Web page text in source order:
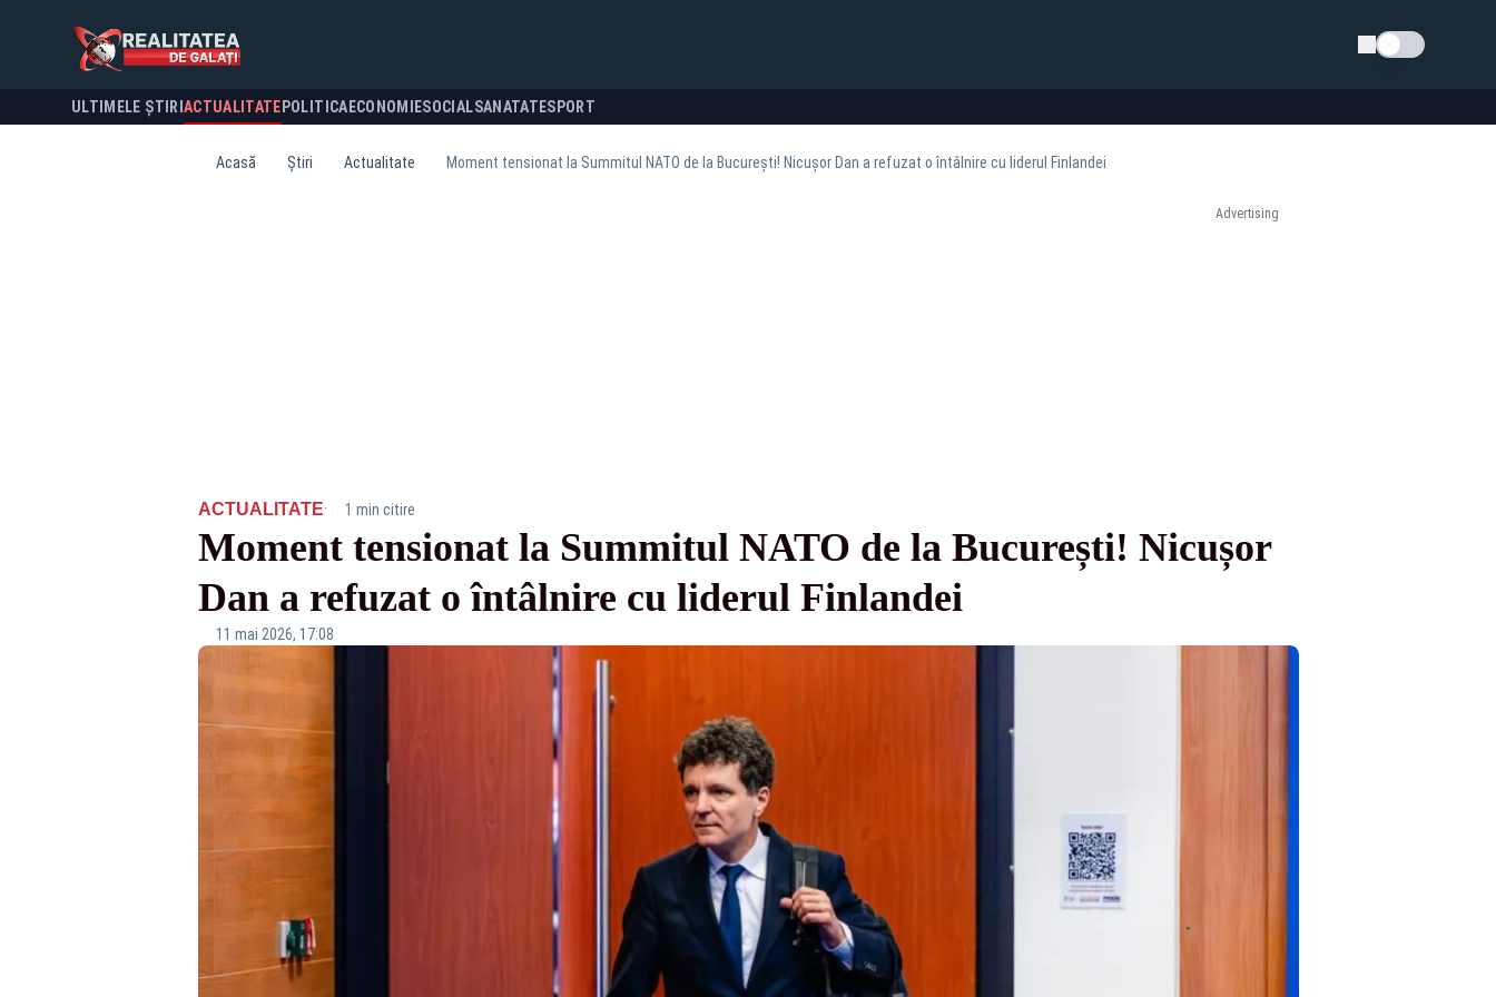
Schimba tema
ULTIMELE ȘTIRI ACTUALITATE POLITICA ECONOMIESOCIALSANATATESPORT
Acasă Știri Actualitate Moment tensionat la Summitul NATO de la București! Nicușor Dan a refuzat o întâlnire cu liderul Finlandei
Advertising
ACTUALITATE· 1 min citire
Moment tensionat la Summitul NATO de la București! Nicușor
Dan a refuzat o întâlnire cu liderul Finlandei
11 mai 2026, 17:08